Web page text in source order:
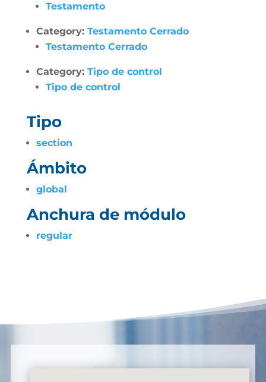
Testamento
Category: Testamento Cerrado
Testamento Cerrado
Category: Tipo de control
Tipo de control
Tipo
section
Ámbito
global
Anchura de módulo
regular